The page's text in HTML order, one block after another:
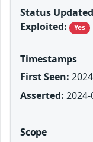
Status
Exploited:
Yes
Timestamps
First Seen:
Asserted: 2024-
Scope